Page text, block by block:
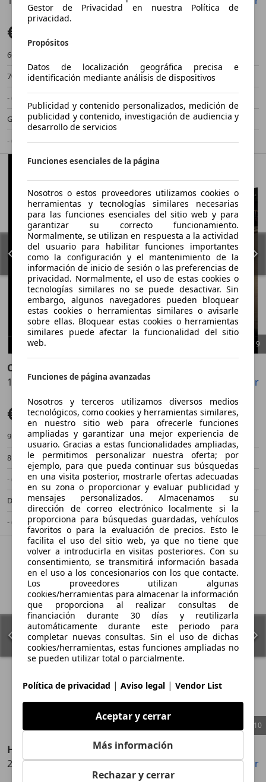
€ 12.990
66.000 km
70 kW (95 CV)
Ocasión
- (Propietarios)
Gasolina
4,6 l/100 km (mixto)
- (g/km)
-/-
Anterior
/9
Opel Astra
1.6CDTi S/S Dynamic 110
Compartir
€ 10.490 Precio justo
91.000 km
10/2019
81 kW (110 CV)
Ocasión
- (Propietarios)
Manual
Diésel
3,7 l/100 km (mixto)
- (g/km)
-/-
Anterior
10
Honda CR-V
2.0 i-MMD Executive 4x4
Guardar Compartir
Gestor de Privacidad en nuestra Política de
privacidad.
Propósitos
Datos de localización geográfica precisa e
identificación mediante análisis de dispositivos
Publicidad y contenido personalizados, medición de
publicidad y contenido, investigación de audiencia y
desarrollo de servicios
Funciones esenciales de la página
Nosotros o estos proveedores utilizamos cookies o
herramientas y tecnologías similares necesarias
para las funciones esenciales del sitio web y para
garantizar su correcto funcionamiento.
Normalmente, se utilizan en respuesta a la actividad
del usuario para habilitar funciones importantes
como la configuración y el mantenimiento de la
información de inicio de sesión o las preferencias de
privacidad. Normalmente, el uso de estas cookies o
tecnologías similares no se puede desactivar. Sin
embargo, algunos navegadores pueden bloquear
estas cookies o herramientas similares o avisarle
sobre ellas. Bloquear estas cookies o herramientas
similares puede afectar la funcionalidad del sitio
web.
Funciones de página avanzadas
Nosotros y terceros utilizamos diversos medios
tecnológicos, como cookies y herramientas similares,
en nuestro sitio web para ofrecerle funciones
ampliadas y garantizar una mejor experiencia de
usuario. Gracias a estas funcionalidades ampliadas,
le permitimos personalizar nuestra oferta; por
ejemplo, para que pueda continuar sus búsquedas
en una visita posterior, mostrarle ofertas adecuadas
en su zona o proporcionar y evaluar publicidad y
mensajes personalizados. Almacenamos su
dirección de correo electrónico localmente si la
proporciona para búsquedas guardadas, vehículos
favoritos o para la evaluación de precios. Esto le
facilita el uso del sitio web, ya que no tiene que
volver a introducirla en visitas posteriores. Con su
consentimiento, se transmitirá información basada
en el uso a los concesionarios con los que contacte.
Los proveedores utilizan algunas
cookies/herramientas para almacenar la información
que proporciona al realizar consultas de
financiación durante 30 días y reutilizarla
automáticamente durante este periodo para
completar nuevas consultas. Sin el uso de dichas
cookies/herramientas, estas funciones ampliadas no
se pueden utilizar total o parcialmente.
Política de privacidad | Aviso legal | Vendor List
Aceptar y cerrar
Más información
Rechazar y cerrar